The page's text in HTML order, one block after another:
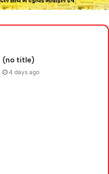
(no title)
4 days ago